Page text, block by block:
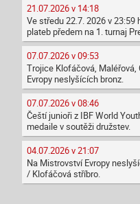
21.07.2026 v 14:18
Ve středu 22.7. 2026 v
plateb předem na 1. turnaj
07.07.2026 v 09:53
Trojice Klofáčová,
Evropy neslyšících bronz.
07.07.2026 v 08:46
Čeští junioři z IBF World
medaile v soutěži družstev.
04.07.2026 v 21:07
Na Mistrovství Evropy
/ Klofáčová stříbro.